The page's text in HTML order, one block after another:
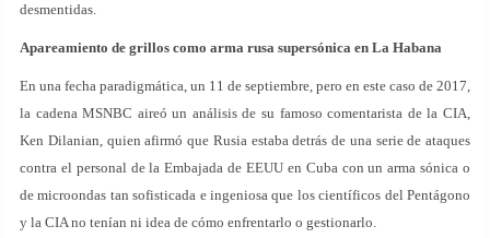
desmentidas.
Apareamiento de grillos como arma rusa supersónica en La Habana
En una fecha paradigmática, un 11 de septiembre, pero en este caso de 2017,
la cadena MSNBC aireó un análisis de su famoso comentarista de la CIA,
Ken Dilanian, quien afirmó que Rusia estaba detrás de una serie de ataques
contra el personal de la Embajada de EEUU en Cuba con un arma sónica o
de microondas tan sofisticada e ingeniosa que los científicos del Pentágono
y la CIA no tenían ni idea de cómo enfrentarlo o gestionarlo.